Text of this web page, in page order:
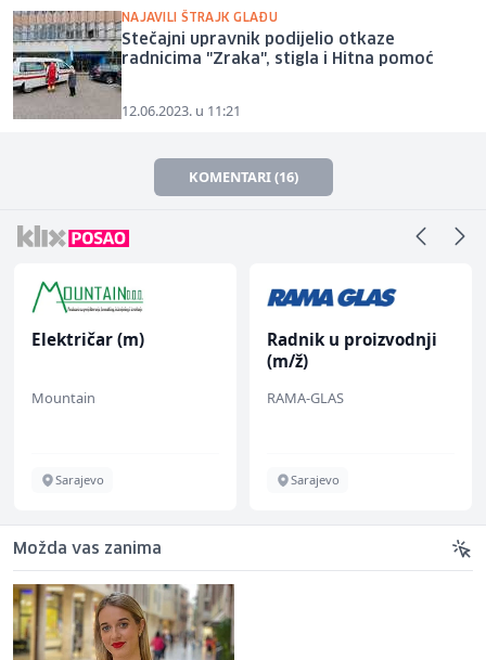
NAJAVILI ŠTRAJK GLAĐU
Stečajni upravnik podijelio otkaze
radnicima "Zraka", stigla i Hitna pomoć
12.06.2023. u 11:21
KOMENTARI (16)
Električar (m)
Mountain
Sarajevo
Radnik u proizvodnji
(m/ž)
RAMA-GLAS
Sarajevo
Možda vas zanima